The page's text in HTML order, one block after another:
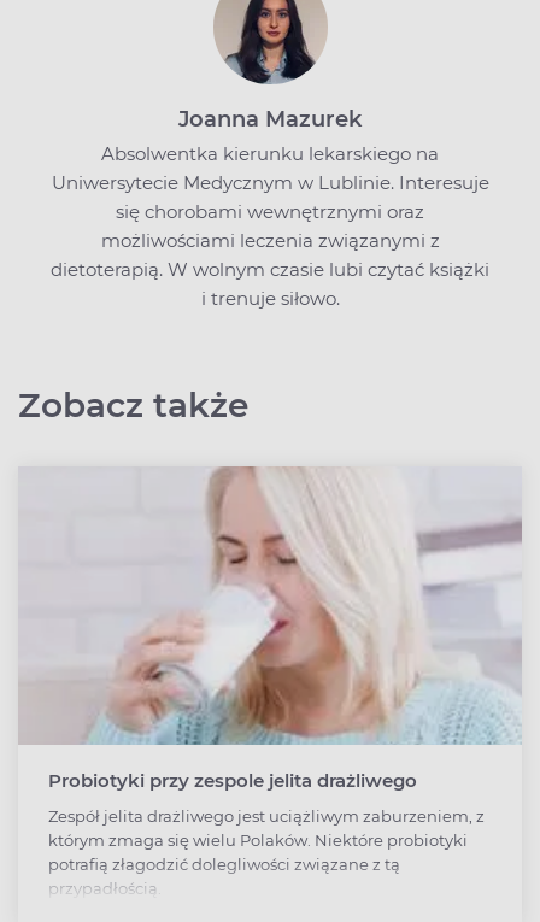
Joanna Mazurek
Absolwentka kierunku lekarskiego na
Uniwersytecie Medycznym w Lublinie. Interesuje
się chorobami wewnętrznymi oraz
możliwościami leczenia związanymi z
dietoterapią. W wolnym czasie lubi czytać książki
i trenuje siłowo.
Zobacz także
Probiotyki przy zespole jelita drażliwego
Zespół jelita drażliwego jest uciążliwym zaburzeniem, z
którym zmaga się wielu Polaków. Niektóre probiotyki
potrafią złagodzić dolegliwości związane z tą
przypadłością.